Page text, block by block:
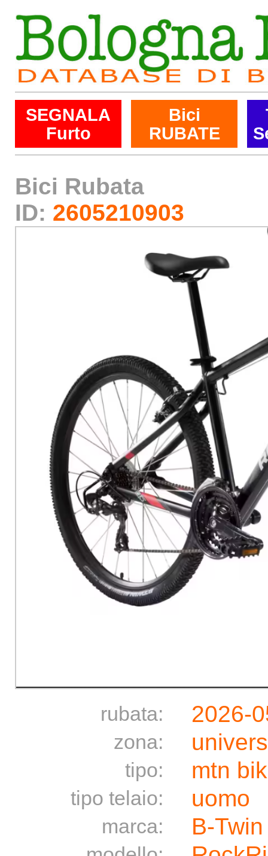
SEGNALA
Furto
Bici
RUBATE
Bici Rubata
ID: 2605210903
rubata: 2026-
zona:
tipo: mtn
tipo telaio: uomo
marca: B-